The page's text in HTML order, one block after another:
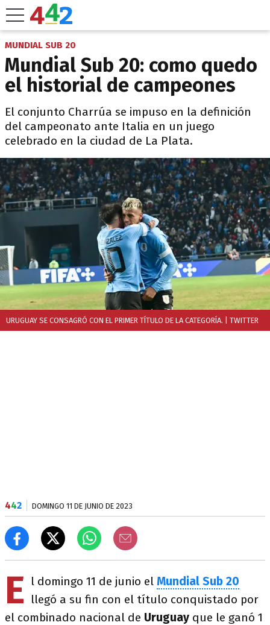
MUNDIAL SUB 20
Mundial Sub 20: como quedo
el historial de campeones
El conjunto Charrúa se impuso en la definición
del campeonato ante Italia en un juego
celebrado en la ciudad de La Plata.
URUGUAY SE CONSAGRÓ CON EL PRIMER TÍTULO DE LA CATEGORÍA. | TWITTER
442 DOMINGO 11 DE JUNIO DE 2023
E l domingo 11 de junio el Mundial Sub 20
llegó a su fin con el título conquistado por
el combinado nacional de Uruguay que le ganó 1